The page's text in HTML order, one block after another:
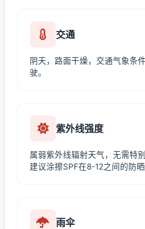
交通
阴天，路面干燥，交通气象条
驶。
紫外线强度
属弱紫外线辐射天气，无需特
建议涂擦SPF在8-12之间的防晒
雨伞